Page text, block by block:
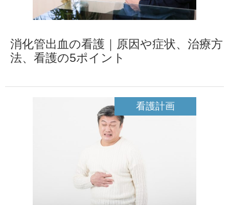
消化管出血の看護｜原因や症状、治療方
法、看護の5ポイント
看護計画